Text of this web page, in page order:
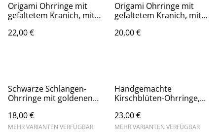
Origami Ohrringe mit
gefaltetem Kranich, mit
Sterlingsilber, rot-weiß
22,00 €
Origami Ohrringe mit
gefaltetem Kranich, mit
goldfarbenem Ohrhänger
20,00 €
Schwarze Schlangen-
Ohrringe mit goldenen
mit hypoallergenem
Ohrhänger aus Edelstahl,
18,00 €
MEHR VARIANTEN VERFÜGBAR
Handgemachte
Kirschblüten-Ohrringe,
mit gefüllter Kirschblüte
aus Polymerton, weiß,
23,00 €
MEHR VARIANTEN VERFÜGBAR